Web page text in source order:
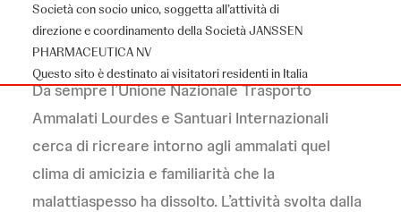
Società con socio unico, soggetta all’attività di
direzione e coordinamento della Società JANSSEN
PHARMACEUTICA NV
Questo sito è destinato ai visitatori residenti in Italia
Il Progetto
Da sempre l’Unione Nazionale Trasporto
Ammalati Lourdes e Santuari Internazionali
cerca di ricreare intorno agli ammalati quel
clima di amicizia e familiarità che la
malattiaspesso ha dissolto. L’attività svolta dalla